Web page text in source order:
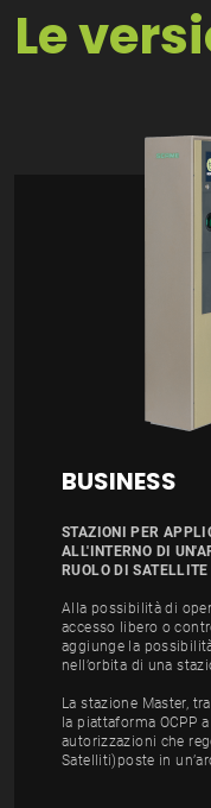
Le
BUSINESS
STAZIONI PER
ALL'INTERNO DI
RUOLO DI SATELLITE
Alla possibilità di
accesso libero o
aggiunge la
nell’orbita di una
La stazione Master,
la piattaforma OCPP
autorizzazioni che
Satelliti)poste in